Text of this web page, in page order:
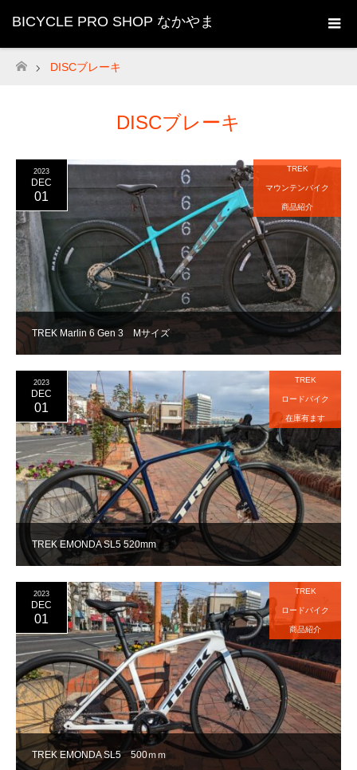
BICYCLE PRO SHOP なかやま
ホーム
DISCブレーキ
DISCブレーキ
TREK Marlin 6 Gen 3 Mサイズ
2023
DEC
01
TREK
マウンテンバイク
商品紹介
TREK EMONDA SL5 520mm
2023
DEC
01
TREK
ロードバイク
在庫有ます
TREK EMONDA SL5 500ｍｍ
2023
DEC
01
TREK
ロードバイク
商品紹介